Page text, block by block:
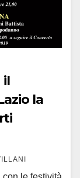
il
la